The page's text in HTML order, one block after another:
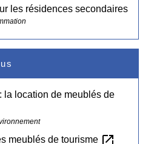
les résidences secondaires
la location de meublés de
meublés de tourisme open_in_new